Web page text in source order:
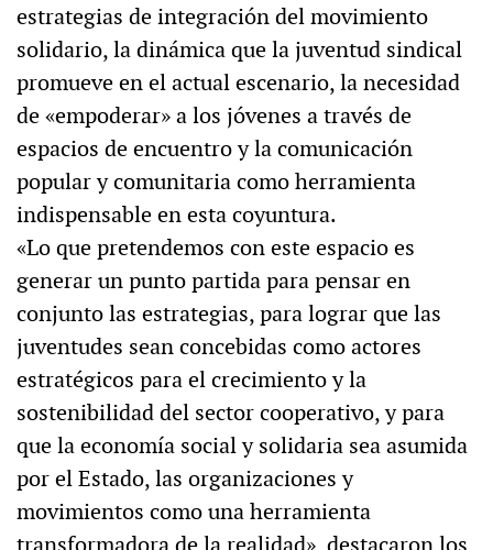
estrategias de integración del movimiento
solidario, la dinámica que la juventud sindical
promueve en el actual escenario, la necesidad
de «empoderar» a los jóvenes a través de
espacios de encuentro y la comunicación
popular y comunitaria como herramienta
indispensable en esta coyuntura.
«Lo que pretendemos con este espacio es
generar un punto partida para pensar en
conjunto las estrategias, para lograr que las
juventudes sean concebidas como actores
estratégicos para el crecimiento y la
sostenibilidad del sector cooperativo, y para
que la economía social y solidaria sea asumida
por el Estado, las organizaciones y
movimientos como una herramienta